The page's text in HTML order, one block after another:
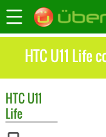
HTC U11 Life
HTCU11
Life